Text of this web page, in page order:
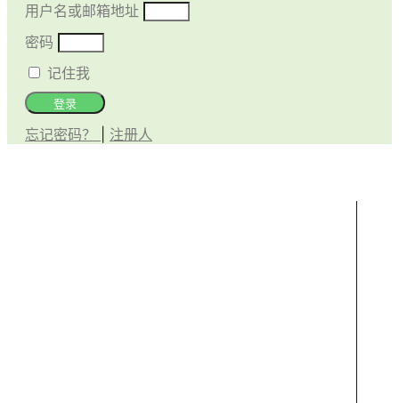
用户名或邮箱地址
密码
记住我
登录
忘记密码？ 注册人